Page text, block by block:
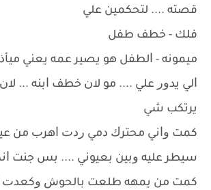
ﻗﺼﺘﻪ .... ﻟﺘﺤﻜﻤﻴﻦ ﻋﻠﻲ
ﻓﻠﻚ - ﺧﻄﻒ ﻃﻔﻞ
ﻣﻴﻤﻮﻧﻪ - ﺍﻟﻄﻔﻞ ﻫﻮ ﻳﺼﻴﺮ ﻋﻤﻪ ﻳﻌﻨﻲ
ﺍﻟﻲ ﻳﺪﻭﺭ ﻋﻠﻲ .... ﻣﻮ ﻻﻥ ﺧﻄﻒ ﺍﺑﻨﻪ ...
ﻳﺮﺗﻜﺐ ﺷﻲ
ﻛﻤﺖ ﻭﺍﻧﻲ ﻣﺤﺘﺮﻙ ﺩﻣﻲ ﺭﺩﺕ ﺍﻫﺮﺏ ﻣﻦ
ﺳﻴﻄﺮ ﻋﻠﻴﻪ ﻭﺑﻴﻦ ﺑﻌﻴﻮﻧﻲ .... ﺑﺲ ﺟﻨﺖ
ﻛﻤﺖ ﻣﻦ ﻳﻤﻬﻪ ﻃﻠﻌﺖ ﺑﺎﻟﺤﻮﺵ ﻭﻛﻌﺪﺕ